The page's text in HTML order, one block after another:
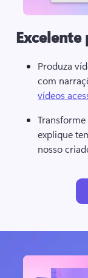
Excelente
Produza
com
vídeos
explique
nosso